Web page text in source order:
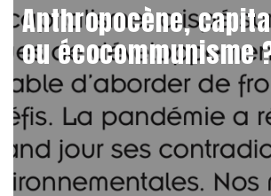
Anthropocène,
ou écocommunisme